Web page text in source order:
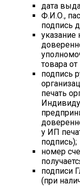
дата
Ф.И.О.,
подпись
указание
товара
подпись
печать
у ИП
подпись);
номер
подписи
(при